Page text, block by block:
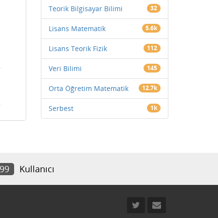
Teorik Bilgisayar Bilimi 32
Lisans Matematik 5.6k
Lisans Teorik Fizik 112
Veri Bilimi 145
Orta Öğretim Matematik 12.7k
Serbest 1k
Kullanıcı